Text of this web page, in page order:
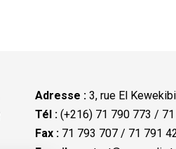
Adresse : 3, rue El
Tél :(+216) 71 790 773 /
Fax :71 793 707 / 71 791